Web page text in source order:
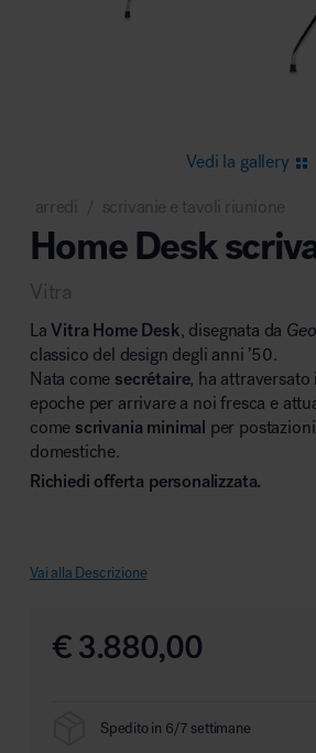
Area lounge e attesa
Area outdoor
Vedi la gallery
arredi scrivanie e tavoli riunione
Home Desk
Vitra
LaVitra Home Desk, disegnata da
classico del design degli anni ’50.
Nata come secrétaire, ha
epoche per arrivare a noi fresca e
come scrivania minimal per
domestiche.
Richiedi offerta personalizzata.
Vai alla Descrizione
€3.880,00
Spedito in 6/7 settimane